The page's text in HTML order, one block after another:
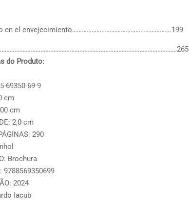
en el envejecimiento…………………………………………………….199
do Produto:
69350-69-9
cm
cm
2,0 cm
290
Brochura
9788569350699
2024
Iacub